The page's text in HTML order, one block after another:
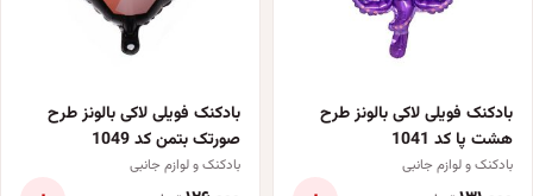
بادکنک فویلی لاکی بالونز طرح
هشت پا کد 1041
بادکنک و لوازم جانبی
بادکنک فویلی لاکی بالونز طرح
صورتک بتمن کد 1049
بادکنک و لوازم جانبی